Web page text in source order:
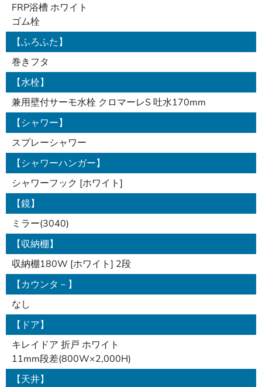
FRP浴槽 ホワイト
ゴム栓
【ふろふた】
巻きフタ
【水栓】
兼用壁付サーモ水栓 クロマーレS 吐水170mm
【シャワー】
スプレーシャワー
【シャワーハンガー】
シャワーフック [ホワイト]
【鏡】
ミラー(3040)
【収納棚】
収納棚180W [ホワイト] 2段
【カウンタ－】
なし
【ドア】
キレイドア 折戸 ホワイト
11mm段差(800W×2,000H)
【天井】